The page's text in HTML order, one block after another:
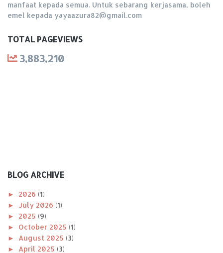
manfaat kepada semua. Untuk sebarang kerjasama, boleh
emel kepada yayaazura82@gmail.com
TOTAL PAGEVIEWS
3,883,210
BLOG ARCHIVE
► 2026 (1)
► July 2026 (1)
► 2025 (9)
► October 2025 (1)
► August 2025 (3)
► April 2025 (3)